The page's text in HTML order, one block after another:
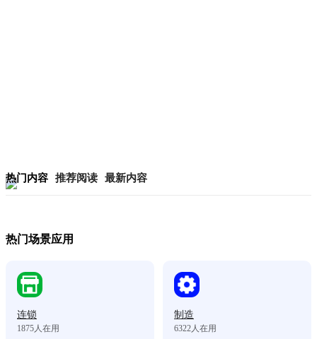
热门内容 推荐阅读 最新内容
热门场景应用
连锁
1875人在用
制造
6322人在用